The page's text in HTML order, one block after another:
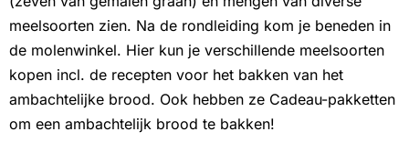
meelsoorten zien. Na de rondleiding kom je beneden in
de molenwinkel. Hier kun je verschillende meelsoorten
kopen incl. de recepten voor het bakken van het
ambachtelijke brood. Ook hebben ze Cadeau-pakketten
om een ambachtelijk brood te bakken!